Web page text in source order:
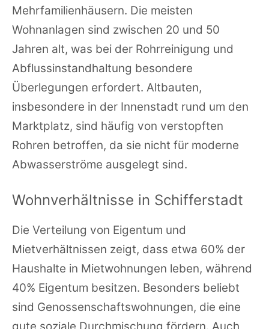
Mehrfamilienhäusern. Die meisten
Wohnanlagen sind zwischen 20 und 50
Jahren alt, was bei der Rohrreinigung und
Abflussinstandhaltung besondere
Überlegungen erfordert. Altbauten,
insbesondere in der Innenstadt rund um den
Marktplatz, sind häufig von verstopften
Rohren betroffen, da sie nicht für moderne
Abwasserströme ausgelegt sind.
Wohnverhältnisse in Schifferstadt
Die Verteilung von Eigentum und
Mietverhältnissen zeigt, dass etwa 60% der
Haushalte in Mietwohnungen leben, während
40% Eigentum besitzen. Besonders beliebt
sind Genossenschaftswohnungen, die eine
gute soziale Durchmischung fördern. Auch